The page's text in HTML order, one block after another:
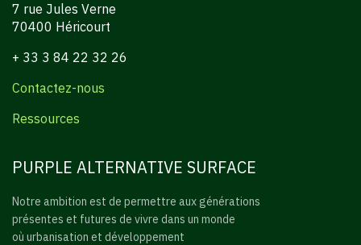
7 rue Jules Verne
70400 Héricourt
+ 33 3 84 22 32 26
Contactez-nous
Ressources
PURPLE ALTERNATIVE SURFACE
Notre ambition est de permettre aux générations
présentes et futures de vivre dans un monde
où urbanisation et développement